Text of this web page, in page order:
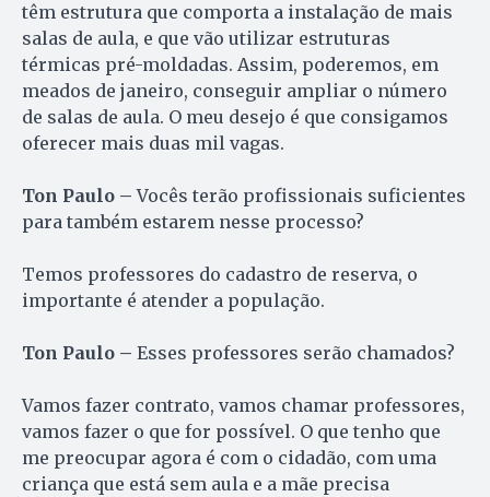
têm estrutura que comporta a instalação de mais
salas de aula, e que vão utilizar estruturas
térmicas pré-moldadas. Assim, poderemos, em
meados de janeiro, conseguir ampliar o número
de salas de aula. O meu desejo é que consigamos
oferecer mais duas mil vagas.
Ton Paulo – Vocês terão profissionais suficientes
para também estarem nesse processo?
Temos professores do cadastro de reserva, o
importante é atender a população.
Ton Paulo – Esses professores serão chamados?
Vamos fazer contrato, vamos chamar professores,
vamos fazer o que for possível. O que tenho que
me preocupar agora é com o cidadão, com uma
criança que está sem aula e a mãe precisa